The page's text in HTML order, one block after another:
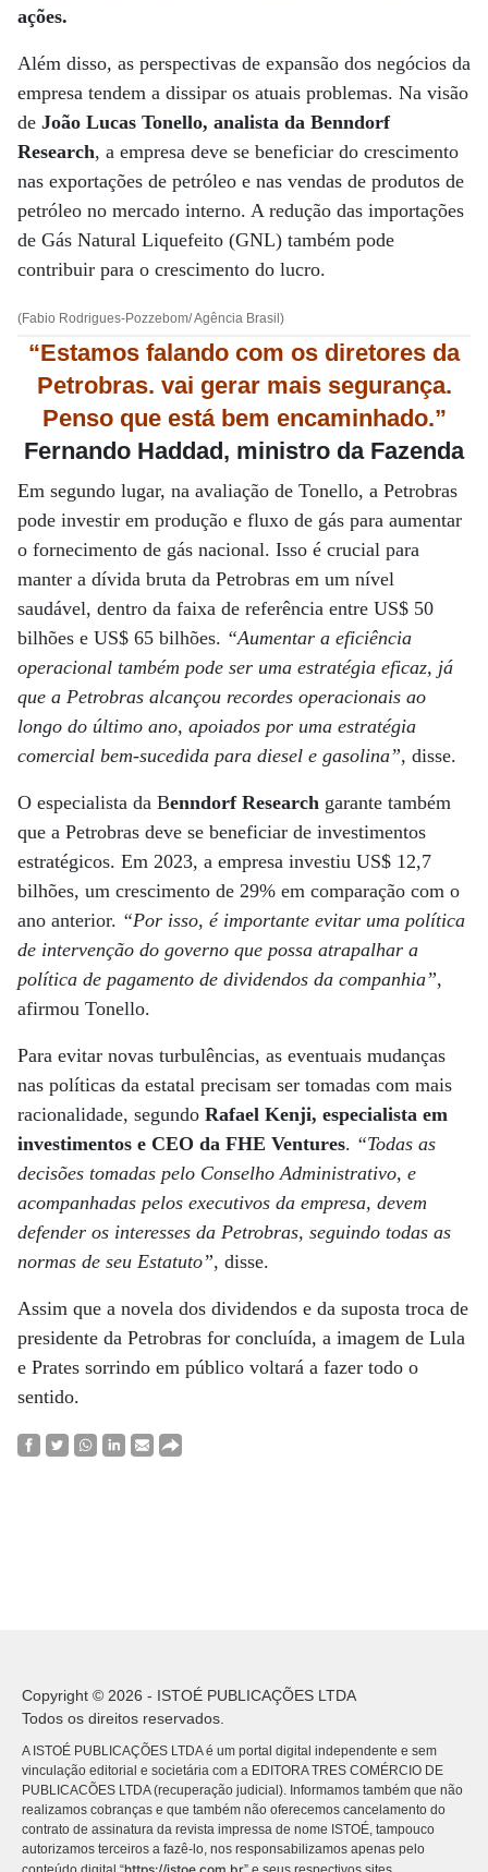
ações.
Além disso, as perspectivas de expansão dos negócios da
empresa tendem a dissipar os atuais problemas. Na visão
de João Lucas Tonello, analista da Benndorf
Research, a empresa deve se beneficiar do crescimento
nas exportações de petróleo e nas vendas de produtos de
petróleo no mercado interno. A redução das importações
de Gás Natural Liquefeito (GNL) também pode
contribuir para o crescimento do lucro.
(Fabio Rodrigues-Pozzebom/ Agência Brasil)
“Estamos falando com os diretores da
Petrobras. vai gerar mais segurança.
Penso que está bem encaminhado.”
Fernando Haddad, ministro da Fazenda
Em segundo lugar, na avaliação de Tonello, a Petrobras
pode investir em produção e fluxo de gás para aumentar
o fornecimento de gás nacional. Isso é crucial para
manter a dívida bruta da Petrobras em um nível
saudável, dentro da faixa de referência entre US$ 50
bilhões e US$ 65 bilhões. “Aumentar a eficiência
operacional também pode ser uma estratégia eficaz, já
que a Petrobras alcançou recordes operacionais ao
longo do último ano, apoiados por uma estratégia
comercial bem-sucedida para diesel e gasolina”, disse.
O especialista da Benndorf Research garante também
que a Petrobras deve se beneficiar de investimentos
estratégicos. Em 2023, a empresa investiu US$ 12,7
bilhões, um crescimento de 29% em comparação com o
ano anterior. “Por isso, é importante evitar uma política
de intervenção do governo que possa atrapalhar a
política de pagamento de dividendos da companhia”,
afirmou Tonello.
Para evitar novas turbulências, as eventuais mudanças
nas políticas da estatal precisam ser tomadas com mais
racionalidade, segundo Rafael Kenji, especialista em
investimentos e CEO da FHE Ventures. “Todas as
decisões tomadas pelo Conselho Administrativo, e
acompanhadas pelos executivos da empresa, devem
defender os interesses da Petrobras, seguindo todas as
normas de seu Estatuto”, disse.
Assim que a novela dos dividendos e da suposta troca de
presidente da Petrobras for concluída, a imagem de Lula
e Prates sorrindo em público voltará a fazer todo o
sentido.
Copyright © 2026 - ISTOÉ PUBLICAÇÕES LTDA
Todos os direitos reservados.
A ISTOÉ PUBLICAÇÕES LTDA é um portal digital independente e sem
vinculação editorial e societária com a EDITORA TRES COMÉRCIO DE
PUBLICACÕES LTDA (recuperação judicial). Informamos também que não
realizamos cobranças e que também não oferecemos cancelamento do
contrato de assinatura da revista impressa de nome ISTOÉ, tampouco
autorizamos terceiros a fazê-lo, nos responsabilizamos apenas pelo